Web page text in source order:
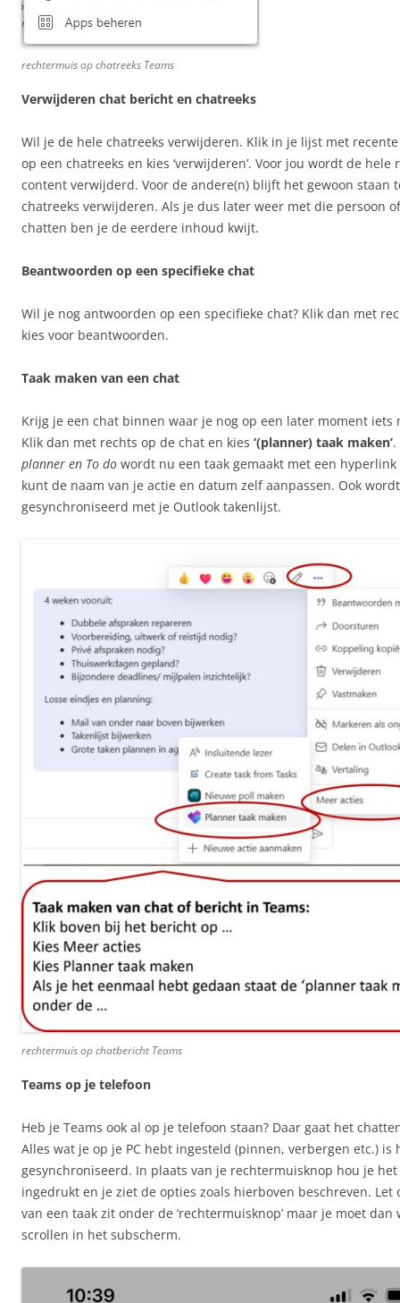
rechtermuis op chatreeks Teams
Verwijderen chat bericht en chatreeks
Wil je de hele chatreeks verwijderen. Klik in je lijst met
op een chatreeks en kies ‘verwijderen’. Voor jou wordt de hele
content verwijderd. Voor de andere(n) blijft het gewoon staan
chatreeks verwijderen. Als je dus later weer met die persoon
chatten ben je de eerdere inhoud kwijt.
Beantwoorden op een specifieke chat
Wil je nog antwoorden op een specifieke chat? Klik dan met
kies voor beantwoorden.
Taak maken van een chat
Krijg je een chat binnen waar je nog op een later moment iets
Klik dan met rechts op de chat en kies ‘(planner) taak maken’
planner en To do wordt nu een taak gemaakt met een hyperlink
kunt de naam van je actie en datum zelf aanpassen. Ook
gesynchroniseerd met je Outlook takenlijst.
rechtermuis op chatbericht Teams
Teams op je telefoon
Heb je Teams ook al op je telefoon staan? Daar gaat het
Alles wat je op je PC hebt ingesteld (pinnen, verbergen etc.) is
gesynchroniseerd. In plaats van je rechtermuisknop hou je
ingedrukt en je ziet de opties zoals hierboven beschreven. Let
van een taak zit onder de ‘rechtermuisknop’ maar je moet
scrollen in het subscherm.